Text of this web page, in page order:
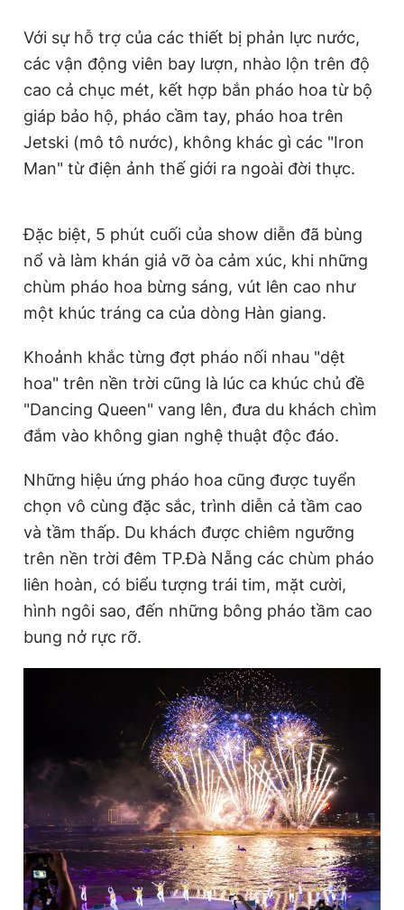
Với sự hỗ trợ của các thiết bị phản lực nước,
các vận động viên bay lượn, nhào lộn trên độ
cao cả chục mét, kết hợp bắn pháo hoa từ bộ
giáp bảo hộ, pháo cầm tay, pháo hoa trên
Jetski (mô tô nước), không khác gì các "Iron
Man" từ điện ảnh thế giới ra ngoài đời thực.
Đặc biệt, 5 phút cuối của show diễn đã bùng
nổ và làm khán giả vỡ òa cảm xúc, khi những
chùm pháo hoa bừng sáng, vút lên cao như
một khúc tráng ca của dòng Hàn giang.
Khoảnh khắc từng đợt pháo nối nhau "dệt
hoa" trên nền trời cũng là lúc ca khúc chủ đề
"Dancing Queen" vang lên, đưa du khách chìm
đắm vào không gian nghệ thuật độc đáo.
Những hiệu ứng pháo hoa cũng được tuyển
chọn vô cùng đặc sắc, trình diễn cả tầm cao
và tầm thấp. Du khách được chiêm ngưỡng
trên nền trời đêm TP.Đà Nẵng các chùm pháo
liên hoàn, có biểu tượng trái tim, mặt cười,
hình ngôi sao, đến những bông pháo tầm cao
bung nở rực rỡ.